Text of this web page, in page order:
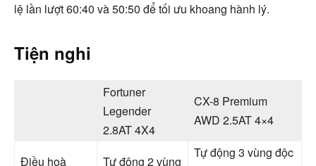
lệ lần lượt 60:40 và 50:50 để tối ưu khoang hành lý.
Tiện nghi
Fortuner
Legender
2.8AT 4X4
CX-8 Premium
AWD 2.5AT 4×4
Điều hoà Tự động 2 vùng
Tự động 3 vùng độc